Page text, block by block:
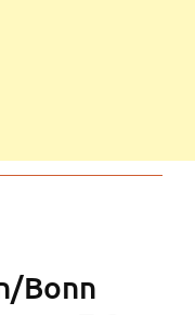
Bonn